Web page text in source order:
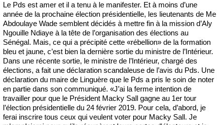
Le Pds est amer et il a tenu à le manifester. Et à moins d’une
année de la prochaine élection présidentielle, les lieutenants de Me
Abdoulaye Wade semblent décidés à mettre fin à la mission d’Aly
Ngouille Ndiaye à la tête de l’organisation des élections au
Sénégal. Mais, ce qui a précipité cette «rébellion» de la formation
bleu et jaune, c’est bien la dernière sortie du ministre de l’Intérieur.
Dans une récente sortie, le ministre de l’Intérieur, chargé des
élections, a fait une déclaration scandaleuse de l’avis du Pds. Une
déclaration du maire de Linguère que le Pds a pris le soin de noter
en partie dans son communiqué. «J’ai la ferme intention de
travailler pour que le Président Macky Sall gagne au 1er tour
l’élection présidentielle du 24 février 2019. Pour cela, d’abord, je
ferai inscrire tous ceux qui veulent voter pour Macky Sall. Je